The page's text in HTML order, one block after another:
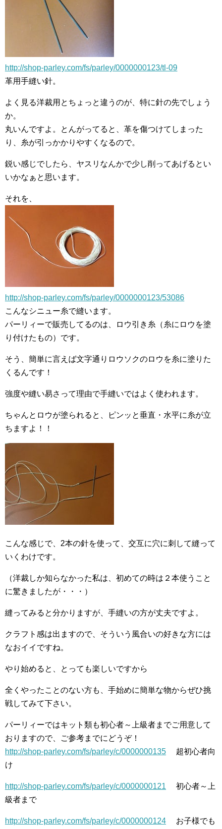
http://shop-parley.com/fs/parley/0000000123/tl-09
革用手縫い針。
よく見る洋裁用とちょっと違うのが、特に針の先でしょう
か。
丸いんですよ。とんがってると、革を傷つけてしまった
り、糸が引っかかりやすくなるので。
鋭い感じでしたら、ヤスリなんかで少し削ってあげるとい
いかなぁと思います。
それを、
http://shop-parley.com/fs/parley/0000000123/53086
こんなシニュー糸で縫います。
パーリィーで販売してるのは、ロウ引き糸（糸にロウを塗
り付けたもの）です。
そう、簡単に言えば文字通りロウソクのロウを糸に塗りた
くるんです！
強度や縫い易さって理由で手縫いではよく使われます。
ちゃんとロウが塗られると、ピンッと垂直・水平に糸が立
ちますよ！！
こんな感じで、2本の針を使って、交互に穴に刺して縫って
いくわけです。
（洋裁しか知らなかった私は、初めての時は２本使うこと
に驚きましたが・・・）
縫ってみると分かりますが、手縫いの方が丈夫ですよ。
クラフト感は出ますので、そういう風合いの好きな方には
なおイイですね。
やり始めると、とっても楽しいですから
全くやったことのない方も、手始めに簡単な物からぜひ挑
戦してみて下さい。
パーリィーではキット類も初心者～上級者までご用意して
おりますので、ご参考までにどうぞ！
http://shop-parley.com/fs/parley/c/0000000135 超初心者向
け
http://shop-parley.com/fs/parley/c/0000000121 初心者～上
級者まで
http://shop-parley.com/fs/parley/c/0000000124 お子様でも